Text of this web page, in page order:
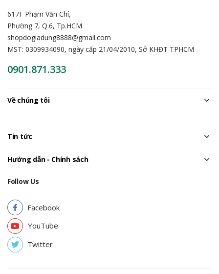
617F Phạm Văn Chí,
Phường 7, Q.6, Tp.HCM
shopdogiadung8888@gmail.com
MST: 0309934090, ngày cấp 21/04/2010, Sở KHĐT TPHCM
0901.871.333
Về chúng tôi
Tin tức
Hướng dẫn - Chính sách
Follow Us
Facebook
YouTube
Twitter